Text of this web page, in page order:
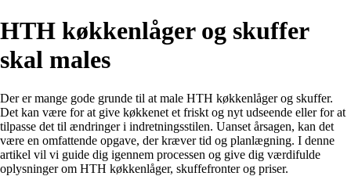
HTH køkkenlåger og skuffer
skal males
Der er mange gode grunde til at male HTH køkkenlåger og skuffer.
Det kan være for at give køkkenet et friskt og nyt udseende eller for at
tilpasse det til ændringer i indretningsstilen. Uanset årsagen, kan det
være en omfattende opgave, der kræver tid og planlægning. I denne
artikel vil vi guide dig igennem processen og give dig værdifulde
oplysninger om HTH køkkenlåger, skuffefronter og priser.